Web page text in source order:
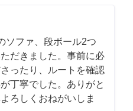
ソファ、段ボール2つ
だきました。事前に必
ったり、ルートを確認
丁寧でした。ありがと
ろしくおねがいしま